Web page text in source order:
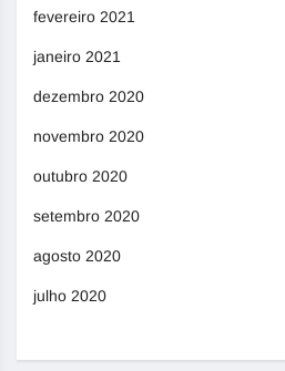
fevereiro 2021
janeiro 2021
dezembro 2020
novembro 2020
outubro 2020
setembro 2020
agosto 2020
julho 2020